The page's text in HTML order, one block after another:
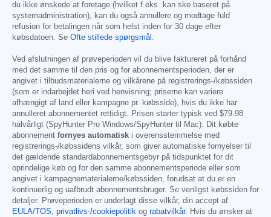
du ikke ønskede at foretage (hvilket f.eks. kan ske baseret på
systemadministration), kan du også annullere og modtage fuld
refusion for betalingen når som helst inden for 30 dage efter
købsdatoen. Se Ofte stillede spørgsmål .
Ved afslutningen af prøveperioden vil du blive faktureret på forhånd
med det samme til den pris og for abonnementsperioden, der er
angivet i tilbudsmaterialerne og vilkårene på registrerings-/købssiden
(som er indarbejdet heri ved henvisning; priserne kan variere
afhængigt af land eller kampagne pr. købsside), hvis du ikke har
annulleret abonnementet rettidigt. Prisen starter typisk ved $79.98
halvårligt (SpyHunter Pro Windows/SpyHunter til Mac). Dit købte
abonnement fornyes automatisk i overensstemmelse med
registrerings-/købssidens vilkår, som giver automatiske fornyelser til
det gældende standardabonnementsgebyr på tidspunktet for dit
oprindelige køb og for den samme abonnementsperiode eller som
angivet i kampagnematerialerne/købssiden, forudsat at du er en
kontinuerlig og uafbrudt abonnementsbruger. Se venligst købssiden for
detaljer. Prøveperioden er underlagt disse vilkår, din accept af
EULA/TOS, privatlivs-/cookiepolitik og rabatvilkår. Hvis du ønsker at